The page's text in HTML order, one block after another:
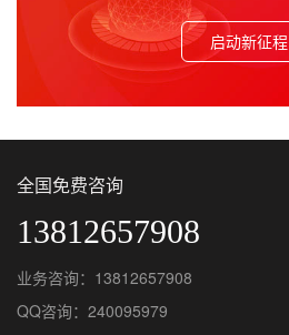
启动新征程
全国免费咨询
13812657908
业务咨询：13812657908
QQ咨询：240095979